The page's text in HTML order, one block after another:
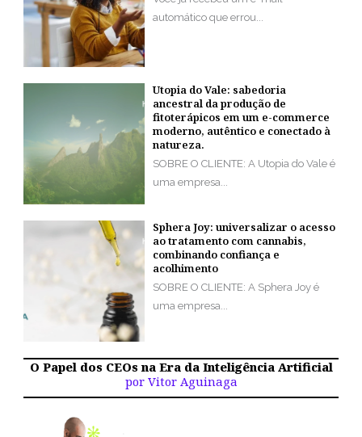
automático que errou...
Utopia do Vale: sabedoria
ancestral da produção de
fitoterápicos em um e-commerce
moderno, autêntico e conectado à
natureza.
SOBRE O CLIENTE: A Utopia do Vale é
uma empresa...
Sphera Joy: universalizar o acesso
ao tratamento com cannabis,
combinando confiança e
acolhimento
SOBRE O CLIENTE: A Sphera Joy é
uma empresa...
O Papel dos CEOs na Era da Inteligência Artificial
por Vitor Aguinaga